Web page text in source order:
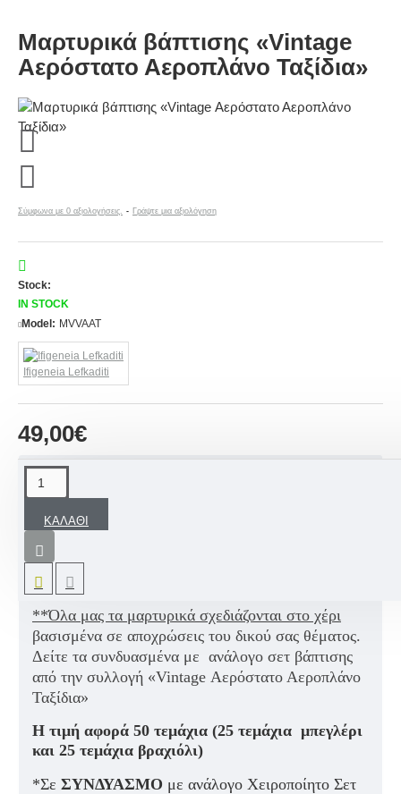
Μαρτυρικά βάπτισης «Vintage
Αερόστατο Αεροπλάνο Ταξίδια»
Σύμφωνα με 0 αξιολογήσεις. - Γράψτε μια αξιολόγηση
49,00€
Stock:
IN STOCK
Model: MVVAAT
Ifigeneia Lefkaditi
ΚΑΛΆΘΙ
Μαρτυρικά βάπτισης βραχιόλια και μπεγλέρια με
δερμάτινα σχοινιά, ξύλινες χάντρες και μεταλλικά
σταυρουδάκια.
**Όλα μας τα μαρτυρικά σχεδιάζονται στο χέρι
βασισμένα σε αποχρώσεις του δικού σας θέματος.
Δείτε τα συνδυασμένα με ανάλογο σετ βάπτισης
από την συλλογή «Vintage Αερόστατο Αεροπλάνο
Ταξίδια»
Η τιμή αφορά 50 τεμάχια (25 τεμάχια μπεγλέρι
και 25 τεμάχια βραχιόλι)
*Σε ΣΥΝΔΥΑΣΜΟ με ανάλογο Χειροποίητο Σετ